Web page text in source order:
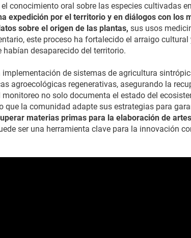
conocimiento oral sobre las especies cultivadas
expedición por el territorio y en diálogos con los
sobre el origen de las plantas, sus usos
este proceso ha fortalecido el arraigo
desaparecido del territorio.
de sistemas de agricultura
agroecológicas regenerativas, asegurando la
no solo documenta el estado del
que la comunidad adapte sus estrategias para
materias primas para la elaboración de
ser una herramienta clave para la innovación